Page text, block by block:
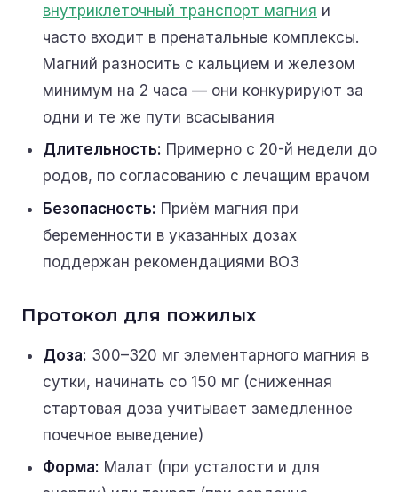
внутриклеточный транспорт магния и
часто входит в пренатальные комплексы.
Магний разносить с кальцием и железом
минимум на 2 часа — они конкурируют за
одни и те же пути всасывания
Длительность: Примерно с 20-й недели до
родов, по согласованию с лечащим врачом
Безопасность: Приём магния при
беременности в указанных дозах
поддержан рекомендациями ВОЗ
Протокол для пожилых
Доза: 300–320 мг элементарного магния в
сутки, начинать со 150 мг (сниженная
стартовая доза учитывает замедленное
почечное выведение)
Форма: Малат (при усталости и для